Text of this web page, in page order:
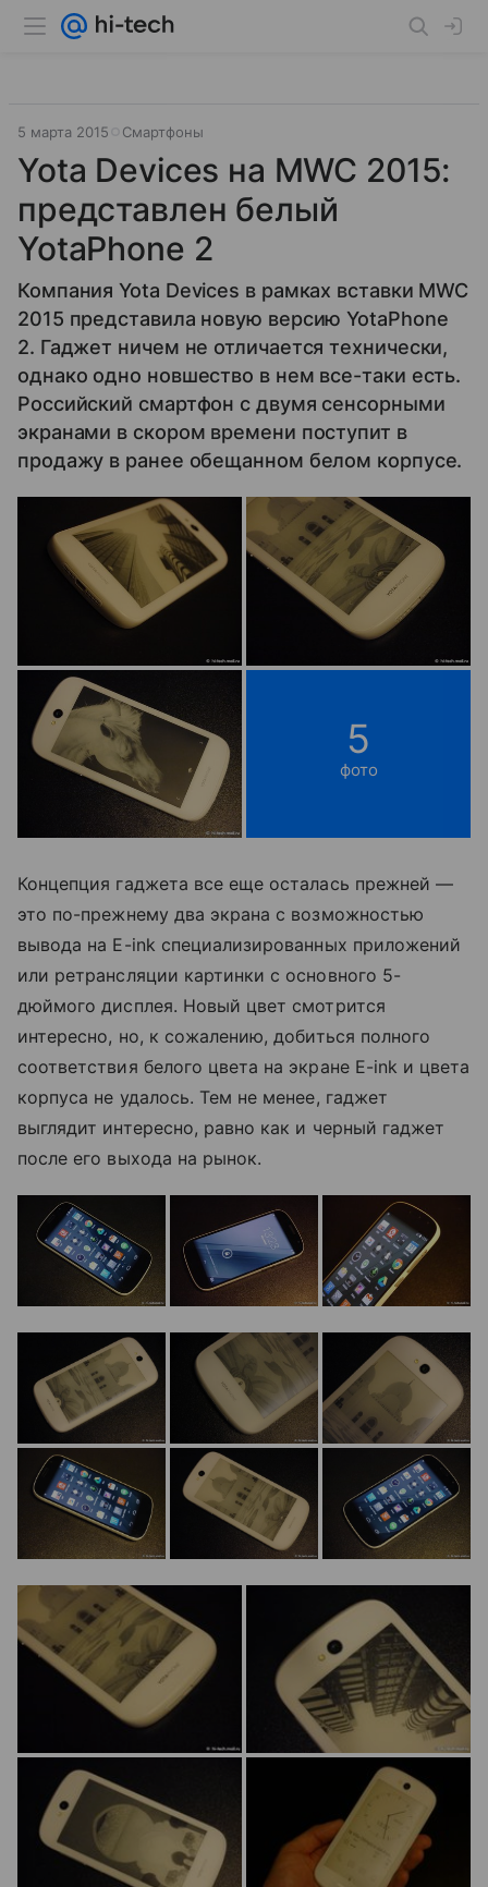
5 марта 2015 Смартфоны
Yota Devices на MWC 2015:
представлен белый
YotaPhone 2
Компания Yota Devices в рамках вставки MWC
2015 представила новую версию YotaPhone
2. Гаджет ничем не отличается технически,
однако одно новшество в нем все-таки есть.
Российский смартфон с двумя сенсорными
экранами в скором времени поступит в
продажу в ранее обещанном белом корпусе.
5
фото
Концепция гаджета все еще осталась прежней —
это по-прежнему два экрана с возможностью
вывода на E-ink специализированных приложений
или ретрансляции картинки с основного 5-
дюймого дисплея. Новый цвет смотрится
интересно, но, к сожалению, добиться полного
соответствия белого цвета на экране E-ink и цвета
корпуса не удалось. Тем не менее, гаджет
выглядит интересно, равно как и черный гаджет
после его выхода на рынок.